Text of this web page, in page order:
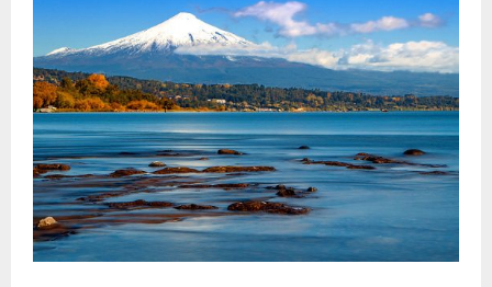
R
Y
M
E
N